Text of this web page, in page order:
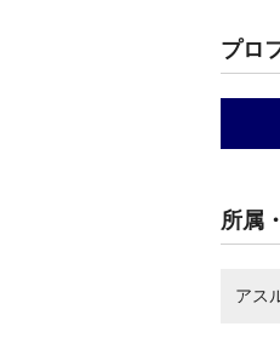
プロ
所属
アス